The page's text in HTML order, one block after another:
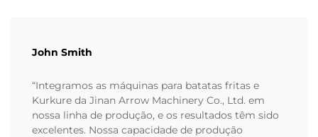
John Smith
“Integramos as máquinas para batatas fritas e
Kurkure da Jinan Arrow Machinery Co., Ltd. em
nossa linha de produção, e os resultados têm sido
excelentes. Nossa capacidade de produção